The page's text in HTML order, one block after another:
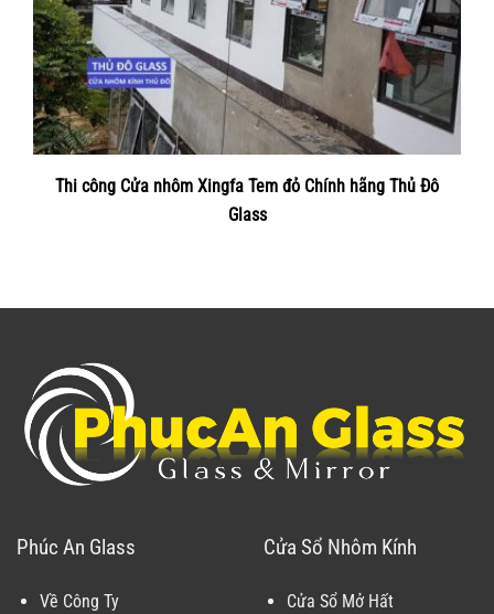
Thi công Cửa nhôm Xingfa Tem đỏ Chính hãng Thủ Đô
Glass
Phúc An Glass
Về Công Ty
Cửa Sổ Nhôm Kính
Cửa Sổ Mở Hất